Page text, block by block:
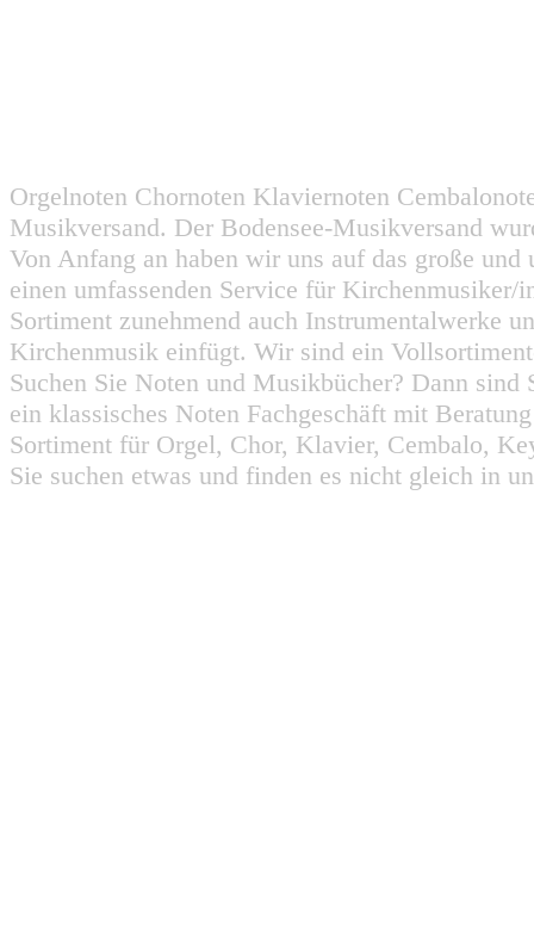
Orgelnoten Chornoten Klaviernoten
Musikversand. Der Bodensee-Musikversand
Von Anfang an haben wir uns auf das große
einen umfassenden Service für
Sortiment zunehmend auch Instrumentalwerke
Kirchenmusik einfügt. Wir sind ein
Suchen Sie Noten und Musikbücher? Dann
ein klassisches Noten Fachgeschäft mit
Sortiment für Orgel, Chor, Klavier, Cembalo,
Sie suchen etwas und finden es nicht gleich in